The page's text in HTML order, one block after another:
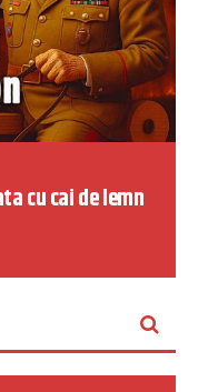
cu cai de lemn